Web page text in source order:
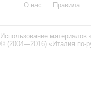
О нас Правила
Использование материалов
© (2004—2016) «Италия по-